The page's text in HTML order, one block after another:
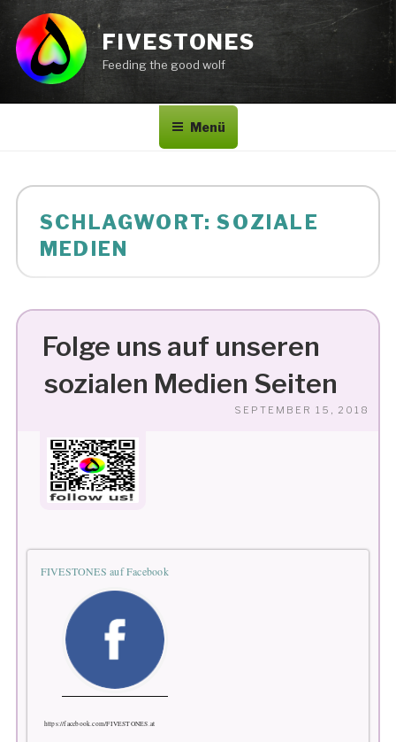
Inhalt
springen
FIVESTONES
Feeding the good wolf
Menü
SCHLAGWORT:SOZIALE
MEDIEN
Folge uns auf unseren
sozialen Medien Seiten
SEPTEMBER 15, 2018
FIVESTONES auf Facebook
https://facebook.com/FIVESTONES.at